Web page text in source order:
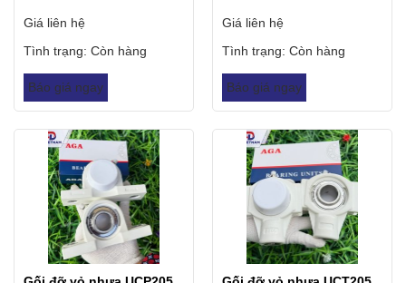
Giá liên hệ
Tình trạng: Còn hàng
Báo giá ngay
Giá liên hệ
Tình trạng: Còn hàng
Báo giá ngay